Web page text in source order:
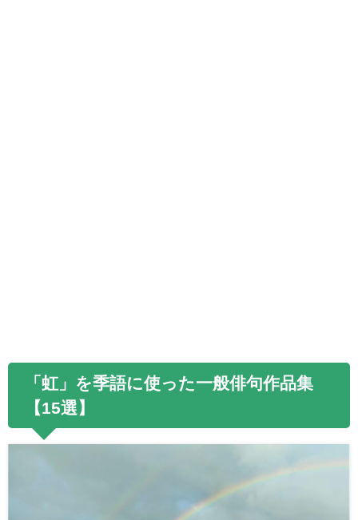
「虹」を季語に使った一般俳句作品集
【15選】